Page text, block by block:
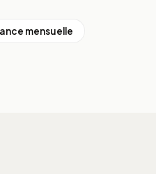
mensuelle